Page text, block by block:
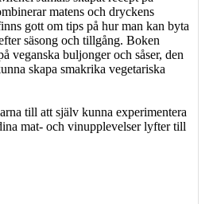
matens och dryckens
gott om tips på hur man kan byta
säsong och tillgång. Boken
veganska buljonger och såser, den
skapa smakrika vegetariska
till att själv kunna experimentera
mat- och vinupplevelser lyfter till